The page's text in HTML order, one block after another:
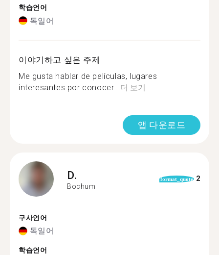
학습언어
독일어
이야기하고 싶은 주제
Me gusta hablar de películas, lugares
interesantes por conocer... 더 보기
앱 다운로드
D.
Bochum
format_quote 2
구사언어
독일어
학습언어